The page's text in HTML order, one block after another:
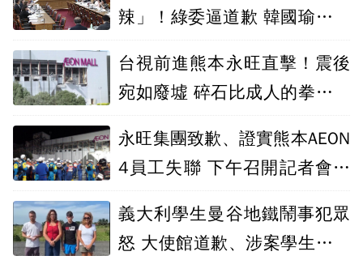
辣」！綠委逼道歉 韓國瑜無奈
台視前進熊本永旺直擊！震後
宛如廢墟 碎石比成人的拳頭還
永旺集團致歉、證實熊本AEON
4員工失聯 下午召開記者會說
義大利學生曼谷地鐵鬧事犯眾
怒 大使館道歉、涉案學生赴警